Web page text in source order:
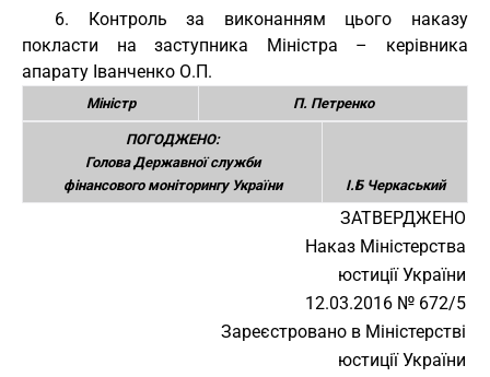
6. Контроль за виконанням цього наказу
покласти на заступника Міністра – керівника
апарату Іванченко О.П.
Міністр П. Петренко
ПОГОДЖЕНО:
Голова Державної служби
фінансового моніторингу України
І.Б Черкаський
ЗАТВЕРДЖЕНО
Наказ Міністерства
юстиції України
12.03.2016 № 672/5
Зареєстровано в Міністерстві
юстиції України